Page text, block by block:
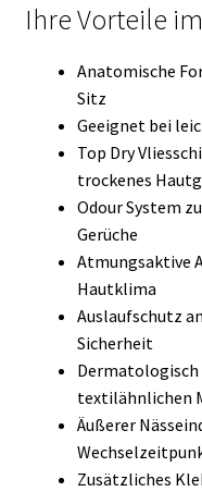
Ihre Vorteile
Anatomische
Sitz
Geeignet bei
Top Dry
trockenes
Odour System
Gerüche
Atmungsaktive
Hautklima
Auslaufschutz
Sicherheit
Dermatologisch
textilähnlichen
Äußerer
Zusätzliches